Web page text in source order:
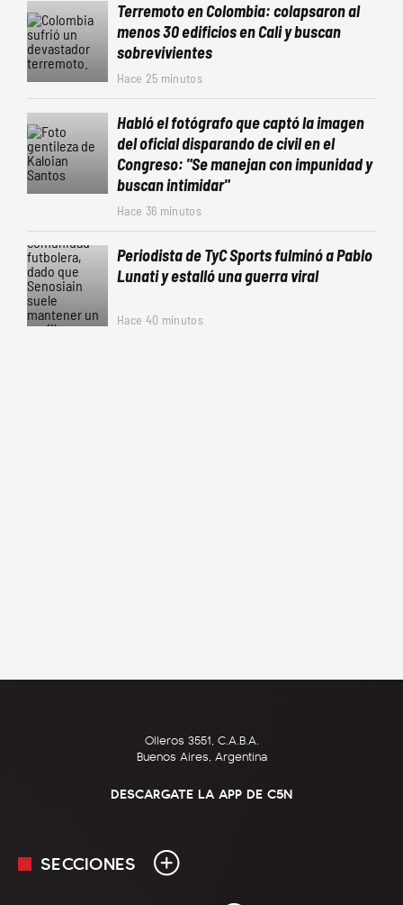
Terremoto en Colombia: colapsaron al
menos 30 edificios en Cali y buscan
sobrevivientes
Hace 25 minutos
Habló el fotógrafo que captó la imagen
del oficial disparando de civil en el
Congreso: "Se manejan con impunidad y
buscan intimidar"
Hace 36 minutos
Periodista de TyC Sports fulminó a Pablo
Lunati y estalló una guerra viral
Hace 40 minutos
Olleros 3551, C.A.B.A.
Buenos Aires, Argentina
DESCARGATE LA APP DE C5N
SECCIONES